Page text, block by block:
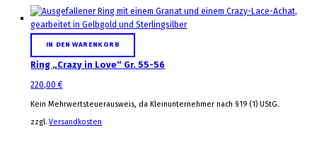
IN DEN WARENKORB
Ring „Crazy in Love“ Gr. 55-56
220,00€
Kein Mehrwertsteuerausweis, da Kleinunternehmer nach §19 (1) UStG.
zzgl.Versandkosten